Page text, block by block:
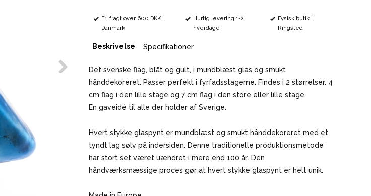
Fri fragt over 600 DKK i
Danmark
Hurtig levering 1-2
hverdage
Fysisk butik i
Ringsted
Beskrivelse Specifikationer
Det svenske flag, blåt og gult, i mundblæst glas og smukt
hånddekoreret. Passer perfekt i fyrfadsstagerne. Findes i 2 størrelser. 4
cm flag i den lille stage og 7 cm flag i den store eller lille stage.
En gaveidé til alle der holder af Sverige.
Hvert stykke glaspynt er mundblæst og smukt hånddekoreret med et
tyndt lag sølv på indersiden. Denne traditionelle produktionsmetode
har stort set været uændret i mere end 100 år. Den
håndværksmæssige proces gør at hvert stykke glaspynt er helt unik.